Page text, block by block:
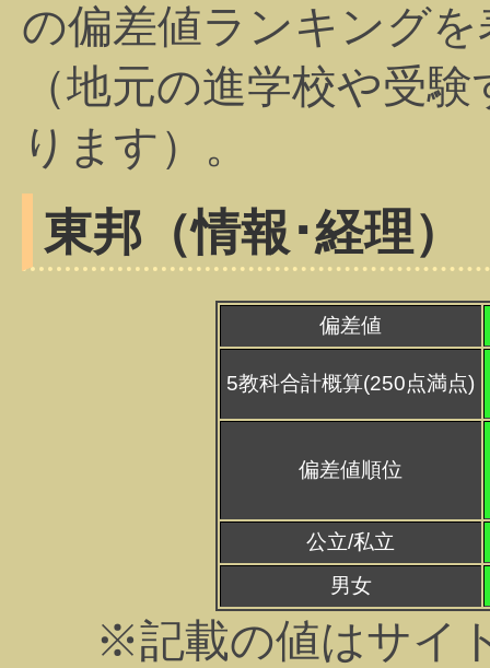
の偏差値ランキング
（地元の進学校や受
ります）。
東邦（情報･経理）
偏差値
5教科合計概算(250点満点)
偏差値順位
公立/私立
男女
※記載の値はサイ